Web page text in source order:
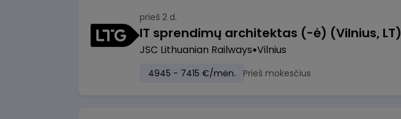
prieš 2 d.
IT sprendimų architektas (-ė) (Vilnius, LT)
JSC Lithuanian Railways Vilnius
4945 - 7415 €/mėn. Prieš mokesčius